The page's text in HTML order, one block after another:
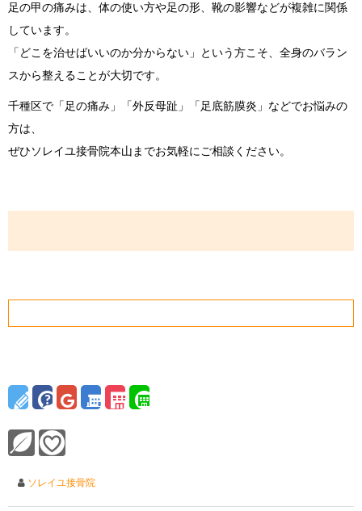
足の甲の痛みは、体の使い方や足の形、靴の影響などが複雑に関係
しています。
「どこを治せばいいのか分からない」という方こそ、全身のバラン
スから整えることが大切です。
千種区で「足の痛み」「外反母趾」「足底筋膜炎」などでお悩みの
方は、
ぜひソレイユ接骨院本山までお気軽にご相談ください。
ソレイユ接骨院